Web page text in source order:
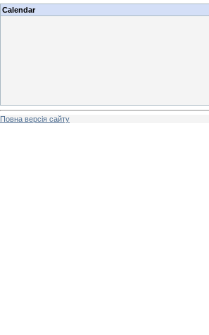
Calendar
Повна версія сайту